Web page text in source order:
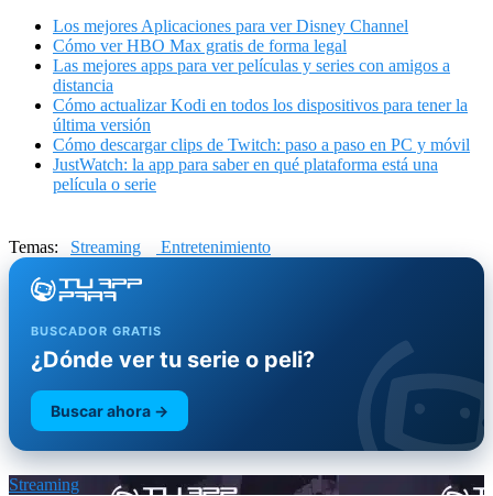
Los mejores Aplicaciones para ver Disney Channel
Cómo ver HBO Max gratis de forma legal
Las mejores apps para ver películas y series con amigos a
distancia
Cómo actualizar Kodi en todos los dispositivos para tener la
última versión
Cómo descargar clips de Twitch: paso a paso en PC y móvil
JustWatch: la app para saber en qué plataforma está una
película o serie
Temas: Streaming Entretenimiento
BUSCADOR GRATIS
¿Dónde ver tu serie o peli?
Buscar ahora →
Streaming